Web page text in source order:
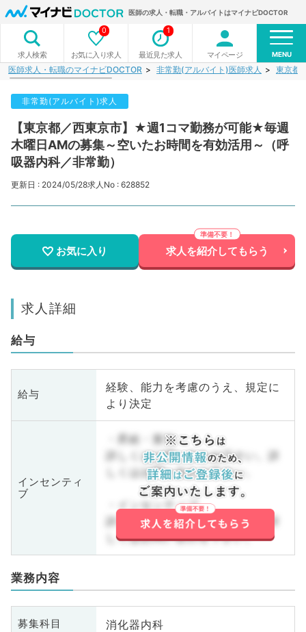
医師の求人・転職・アルバイトはマイナビDOCTOR
求人検索 お気に入り求人
0
最近見た求人
1
マイページ MENU
医師求人・転職のマイナビDOCTOR 非常勤(アルバイト)医師求人 東京都
非常勤(アルバイト)求人
【東京都／西東京市】★週1コマ勤務が可能★毎週
木曜日AMの募集～空いたお時間を有効活用～（呼
吸器内科／非常勤）
更新日 : 2024/05/28求人No : 628852
お気に入り 求人を紹介してもらう
求人詳細
給与
給与
経験、能力を考慮のうえ、規定に
より決定
インセンティ
ブ
・昇給・賞与
詳しくはお問い合わせ下さい。詳
しくはお問い合わせ下さい。
・インセンティブ
詳しくはお問い合わせ下さい。詳
しくはお問い合わせ下さい。
業務内容
募集科目 消化器内科